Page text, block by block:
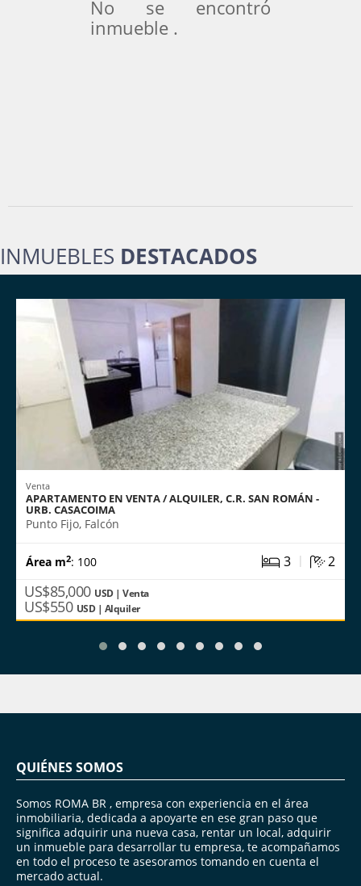
No se encontró
inmueble .
INMUEBLES DESTACADOS
Venta
APARTAMENTO EN VENTA / ALQUILER, C.R. SAN ROMÁN -
URB. CASACOIMA
Punto Fijo, Falcón
Área m2: 100 3 | 2
US$85,000 USD | Venta
US$550 USD | Alquiler
QUIÉNES SOMOS
Somos ROMA BR , empresa con experiencia en el área
inmobiliaria, dedicada a apoyarte en ese gran paso que
significa adquirir una nueva casa, rentar un local, adquirir
un inmueble para desarrollar tu empresa, te acompañamos
en todo el proceso te asesoramos tomando en cuenta el
mercado actual.